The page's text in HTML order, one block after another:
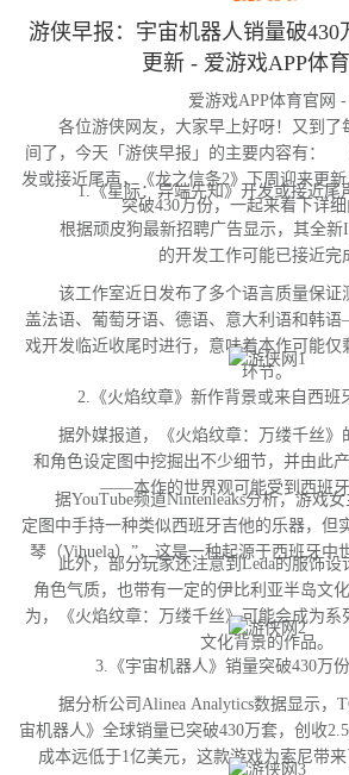
游侠早报：宇宙机器人销量破430
更新 - 爱游戏APP体
爱游戏APP体育官网 -
各位游侠网友，大家早上好呀！又到了
间了，今天「游侠早报」的主要内容有：
发或接近尾声，《龙之信条2》下周迎来更
突破430万份，一起来看下详细
1.《星际：异端先知》开发或接近尾
根据顽皮狗最新招聘广告显示，其全新
的开发工作可能已接近完
该工作室近日发布了多个语言质量保证
盖法语、葡萄牙语、德语、意大利语和韩
戏开发临近收尾时进行，意味着本作可能仅
环节。
2.《火焰纹章》新作背景或来自西班
据外媒报道，《火焰纹章：万缕千丝》
和角色设定图中挖掘出不少细节，并由此
——本作的世界观可能受到西班牙
据YouTube频道Nintenleaks分析，游戏女
定图中手持一种类似西班牙吉他的乐器，但
琴（Vihuela）”，这是一种起源于西班牙中
此外，部分玩家还注意到Leda的服饰设
角色气质，也带有一定的伊比利亚半岛文
为，《火焰纹章：万缕千丝》可能会成为系
文化背景的作品。
3.《宇宙机器人》销量突破430万份
据分析公司Alinea Analytics数据显示，
宙机器人》全球销量已突破430万套，创收
成本远低于1亿美元，这款游戏为索尼带来